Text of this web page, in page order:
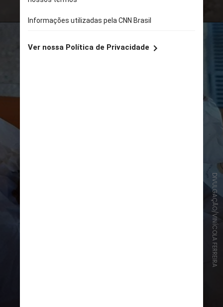
DIVULGAÇÃO/VINÍCOLA FERREIRA